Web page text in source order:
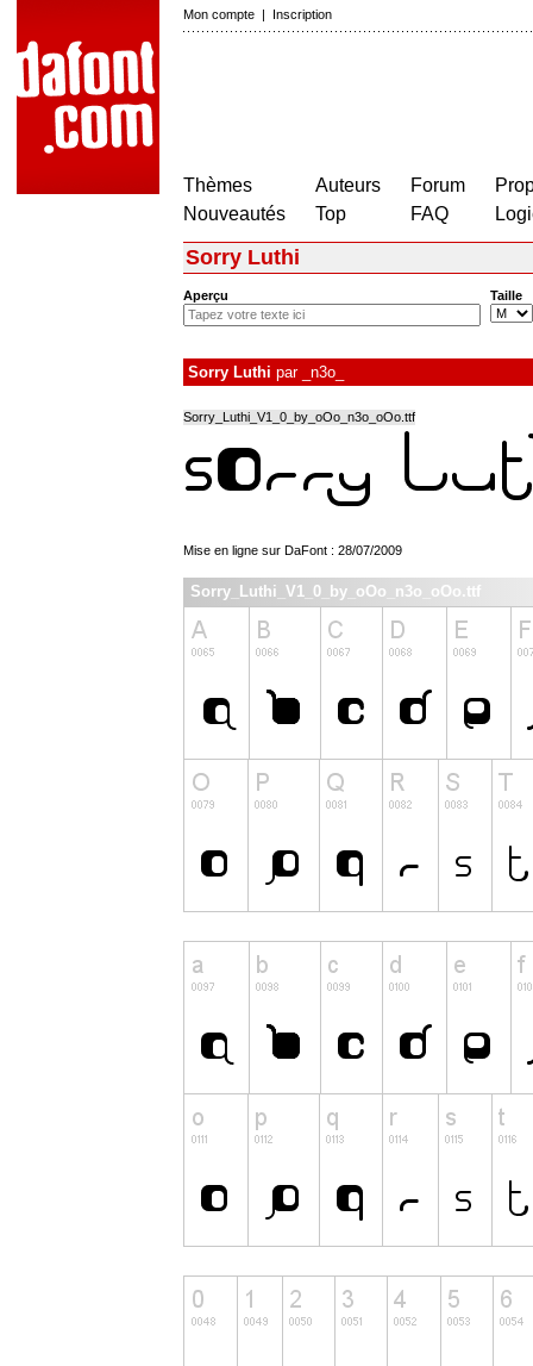
Mon compte | Inscription
Thèmes
Nouveautés
Auteurs
Top
Forum
FAQ
Sorry Luthi
Aperçu Taille
Sorry Luthi par _n3o_
Sorry_Luthi_V1_0_by_oOo_n3o_oOo.ttf
Mise en ligne sur DaFont : 28/07/2009
Sorry_Luthi_V1_0_by_oOo_n3o_oOo.ttf